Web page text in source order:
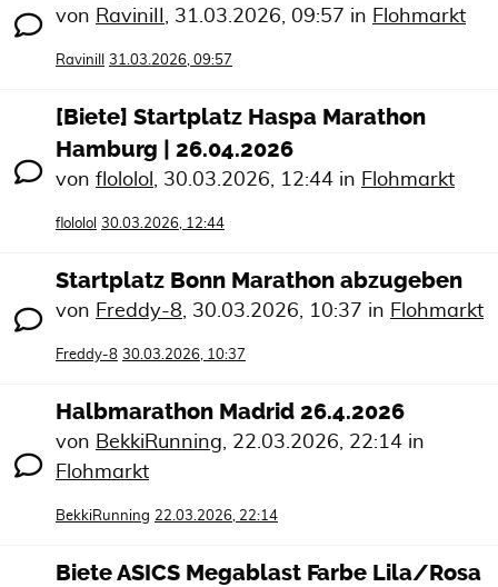
von RaviniII , 31.03.2026, 09:57 in Flohmarkt
RaviniII 31.03.2026, 09:57
[Biete] Startplatz Haspa Marathon
Hamburg | 26.04.2026
von flololol , 30.03.2026, 12:44 in Flohmarkt
flololol 30.03.2026, 12:44
Startplatz Bonn Marathon abzugeben
von Freddy-8, 30.03.2026, 10:37 in Flohmarkt
Freddy-8 30.03.2026, 10:37
Halbmarathon Madrid 26.4.2026
von BekkiRunning, 22.03.2026, 22:14 in
Flohmarkt
BekkiRunning 22.03.2026, 22:14
Biete ASICS Megablast Farbe Lila/Rosa